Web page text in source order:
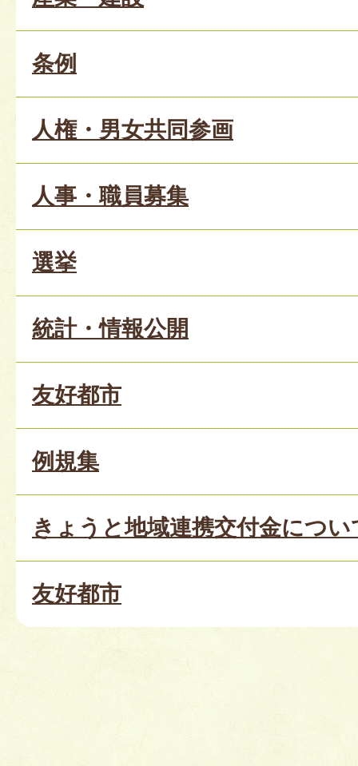
条例
人権・男女共同参画
人事・職員募集
選挙
統計・情報公開
友好都市
例規集
きょうと地域連携交付金につい
友好都市